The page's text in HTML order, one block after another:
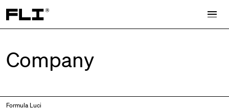
Search for:
Company
Formula Luci